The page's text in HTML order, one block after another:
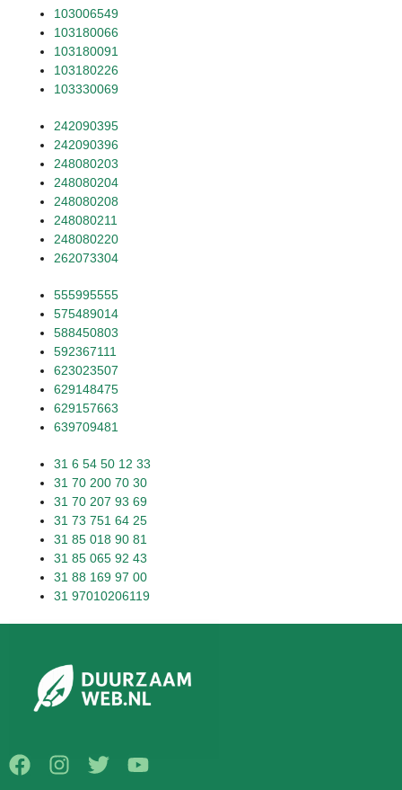
103006549
103180066
103180091
103180226
103330069
242090395
242090396
248080203
248080204
248080208
248080211
248080220
262073304
555995555
575489014
588450803
592367111
623023507
629148475
629157663
639709481
31 6 54 50 12 33
31 70 200 70 30
31 70 207 93 69
31 73 751 64 25
31 85 018 90 81
31 85 065 92 43
31 88 169 97 00
31 97010206119